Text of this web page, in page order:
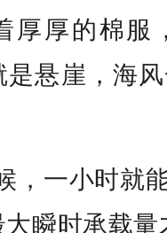
厚厚的棉服
是悬崖，海
，一小时就
瞬时承载